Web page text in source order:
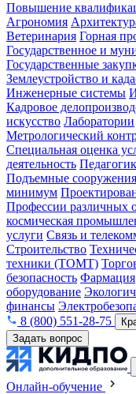
Повышение
Агрономия
Ветеринария Горная
Государственное и
Государственные
Землеустройство и
Инженерные системы
Кадровое
искусство Лаборатории
Метрологический
Специальная оценка
деятельность
Подъемные
минимум
Профессии различных
космическая
услуги Связь и
Строительство
техники (ТОМТ)
безопасность Фармация
оборудование
финансы
8 (800) 551-28-75
Задать вопрос
Онлайн-обучение